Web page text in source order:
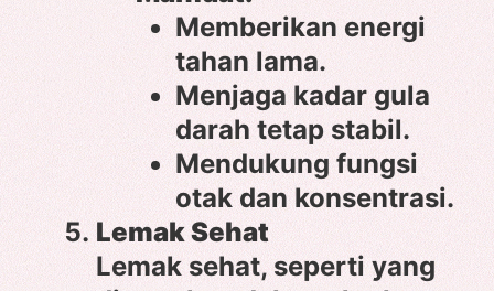
Memberikan energi
tahan lama.
Menjaga kadar gula
darah tetap stabil.
Mendukung fungsi
otak dan konsentrasi.
Lemak Sehat
Lemak sehat, seperti yang